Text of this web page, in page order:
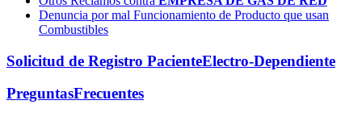
Denuncia por mal Funcionamiento de Producto que usan
Combustibles
Solicitud de Registro PacienteElectro-Dependiente
PreguntasFrecuentes